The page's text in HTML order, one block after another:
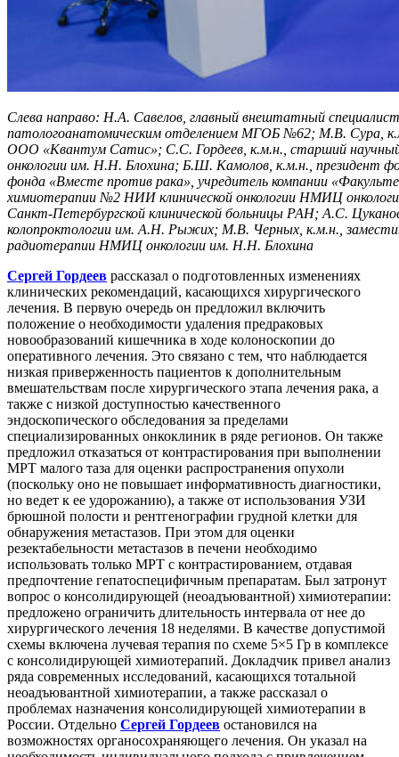
Слева направо: Н.А. Савелов, главный внештатный
патологоанатомическим отделением МГОБ №62; М.В. Сура,
ООО «Квантум Сатис»; С.С. Гордеев, к.м.н., старший
онкологии им. Н.Н. Блохина; Б.Ш. Камолов, к.м.н., президент
фонда «Вместе против рака», учредитель компании
химиотерапии №2 НИИ клинической онкологии НМИЦ
Санкт-Петербургской клинической больницы РАН; А.С.
колопроктологии им. А.Н. Рыжих; М.В. Черных, к.м.н.,
радиотерапии НМИЦ онкологии им. Н.Н. Блохина
Сергей Гордеев рассказал о подготовленных изменениях
клинических рекомендаций, касающихся хирургического
лечения. В первую очередь он предложил включить
положение о необходимости удаления предраковых
новообразований кишечника в ходе колоноскопии до
оперативного лечения. Это связано с тем, что наблюдается
низкая приверженность пациентов к дополнительным
вмешательствам после хирургического этапа лечения рака, а
также с низкой доступностью качественного
эндоскопического обследования за пределами
специализированных онкоклиник в ряде регионов. Он также
предложил отказаться от контрастирования при выполнении
МРТ малого таза для оценки распространения опухоли
(поскольку оно не повышает информативность диагностики,
но ведет к ее удорожанию), а также от использования УЗИ
брюшной полости и рентгенографии грудной клетки для
обнаружения метастазов. При этом для оценки
резектабельности метастазов в печени необходимо
использовать только МРТ с контрастированием, отдавая
предпочтение гепатоспецифичным препаратам. Был затронут
вопрос о консолидирующей (неоадъювантной) химиотерапии:
предложено ограничить длительность интервала от нее до
хирургического лечения 18 неделями. В качестве допустимой
схемы включена лучевая терапия по схеме 5×5 Гр в комплексе
с консолидирующей химиотерапий. Докладчик привел анализ
ряда современных исследований, касающихся тотальной
неоадъювантной химиотерапии, а также рассказал о
проблемах назначения консолидирующей химиотерапии в
России. Отдельно Сергей Гордеев остановился на
возможностях органосохраняющего лечения. Он указал на